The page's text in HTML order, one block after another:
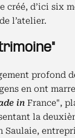
créé, d’ici six
l’atelier.
profond
en ont
in France",
la
Saulaie,